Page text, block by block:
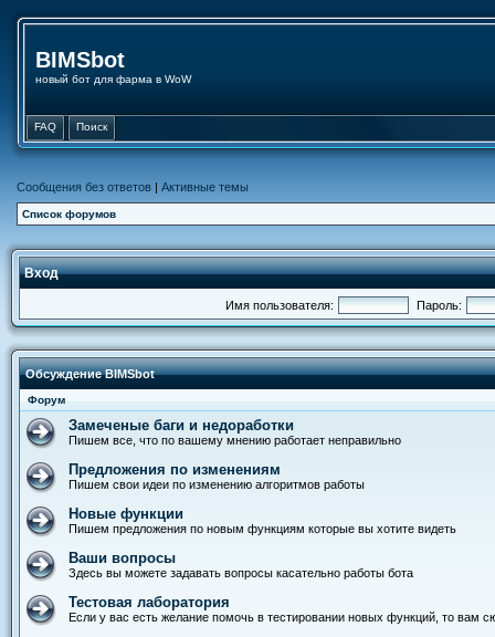
BIMSbot
новый бот для фарма в WoW
FAQ Поиск
Сообщения без ответов | Активные темы
Список форумов
Вход
Имя пользователя: Пароль:
Обсуждение BIMSbot
Форум
Замеченые баги и недоработки
Пишем все, что по вашему мнению работает неправильно
Предложения по изменениям
Пишем свои идеи по изменению алгоритмов работы
Новые функции
Пишем предложения по новым функциям которые вы хотите видеть
Ваши вопросы
Здесь вы можете задавать вопросы касательно работы бота
Тестовая лаборатория
Если у вас есть желание помочь в тестировании новых функций, то вам